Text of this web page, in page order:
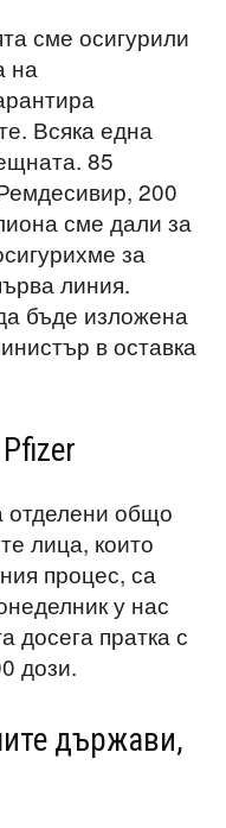
сме осигурили
на
Всяка една
85
200
сме дали за
за
линия.
бъде изложена
в оставка
отделени общо
лица, които
процес, са
у нас
досега пратка с
дози.
държави,